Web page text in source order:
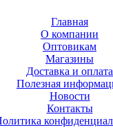
Главная
О компании
Оптовикам
Магазины
Доставка и оплата
Полезная
Новости
Контакты